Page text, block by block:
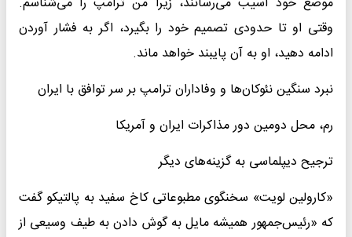
وقتی او تا حدودی تصمیم خود را بگیرد، اگر به فشار آوردن
ادامه دهید، او به آن پایبند خواهد ماند.
نبرد سنگین نئوکان‌ها و وفاداران ترامپ بر سر توافق با ایران
رم، محل دومین دور مذاکرات ایران و آمریکا
ترجیح دیپلماسی به گزینه‌های دیگر
«کارولین لویت» سخنگوی مطبوعاتی کاخ سفید به پالتیکو گفت
که «رئیس‌جمهور همیشه مایل به گوش دادن به طیف وسیعی از